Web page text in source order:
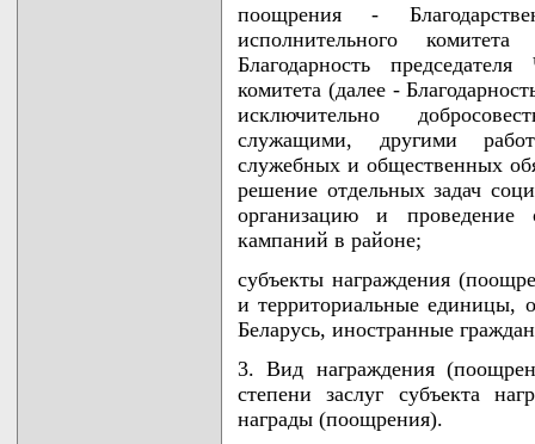
поощрения -
исполнительного
Благодарность
комитета (далее -
исключительно
служащими, другими
служебных и общественных
решение отдельных задач
организацию и проведение
кампаний в районе;
субъекты награждения
и территориальные единицы,
Беларусь, иностранные
3. Вид награждения
степени заслуг субъекта
награды (поощрения).